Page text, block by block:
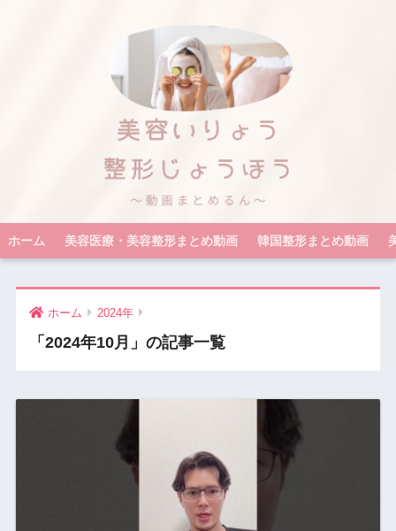
ホーム 美容医療・美容整形まとめ動画 韓国整形まとめ動画
ホーム 2024年
「2024年10月」の記事一覧